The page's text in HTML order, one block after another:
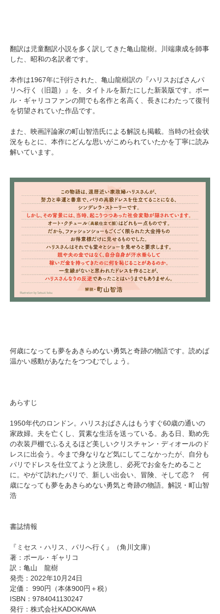
翻訳は児童翻訳小説を多く訳してきた亀山龍樹。川端康成を師事
した、昭和の名訳者です。
本作は1967年に刊行された、亀山龍樹訳の『ハリスおばさんパ
リへ行く（旧題）』を、タイトルを新たにした新装版です。ポー
ル・ギャリコファンの間でも名作と名高く、長きにわたって復刊
を切望されていた作品です。
また、映画評論家の町山智浩氏による解説も掲載。当時の社会状
況をもとに、本作にどんな思いがこめられていたかを丁寧に読み
解いています。
何歳になっても夢をあきらめない勇気と奇跡の物語です。読めば
温かい感動があなたをつつむでしょう。
あらすじ
1950年代のロンドン。ハリスおばさんはもうすぐ60歳の通いの
家政婦。夫を亡くし、質素な生活を送っている。ある日、勤め先
の衣装戸棚でふるえるほど美しいクリスチャン・ディオールのド
レスに出会う。今まで身なりなど気にしてこなかったが、自分も
パリでドレスを仕立てようと決意し、必死でお金をためること
に。やがて訪れたパリで、新しい出会い、冒険、そして恋？ 何
歳になっても夢をあきらめない勇気と奇跡の物語。解説・町山智
浩
書誌情報
『ミセス・ハリス、パリへ行く』（角川文庫）
著：ポール・ギャリコ
訳：亀山 龍樹
発売：2022年10月24日
定価： 990円（本体900円＋税）
ISBN：9784041130247
発行：株式会社KADOKAWA